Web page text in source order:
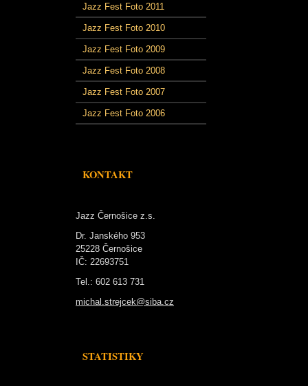
Jazz Fest Foto 2011
Jazz Fest Foto 2010
Jazz Fest Foto 2009
Jazz Fest Foto 2008
Jazz Fest Foto 2007
Jazz Fest Foto 2006
KONTAKT
Jazz Černošice z.s.
Dr. Janského 953
25228 Černošice
IČ: 22693751
Tel.: 602 613 731
michal.strejcek@siba.cz
STATISTIKY